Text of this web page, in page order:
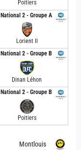
Poitiers
National 2 - Groupe A
Lorient II
National 2 - Groupe B
Dinan Léhon
National 2 - Groupe B
Poitiers
Montlouis